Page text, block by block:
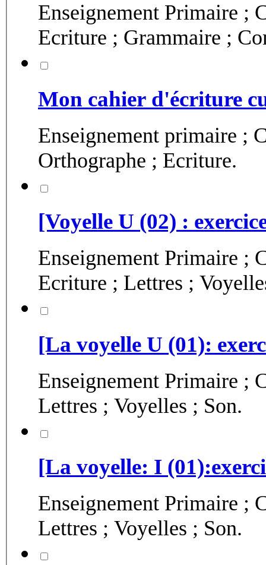
Enseignement Primaire ;
Ecriture ; Grammaire ;
Mon cahier d'écriture
Enseignement primaire ;
Orthographe ; Ecriture.
[Voyelle U (02) :
Enseignement Primaire ;
Ecriture ; Lettres ;
[La voyelle U (01):
Enseignement Primaire ;
Lettres ; Voyelles ; Son.
[La voyelle: I
Enseignement Primaire ;
Lettres ; Voyelles ; Son.